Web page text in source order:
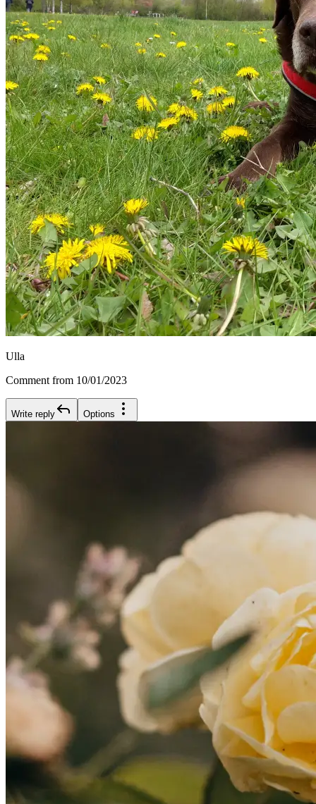
Ulla
Comment from 10/01/2023
Write reply Options